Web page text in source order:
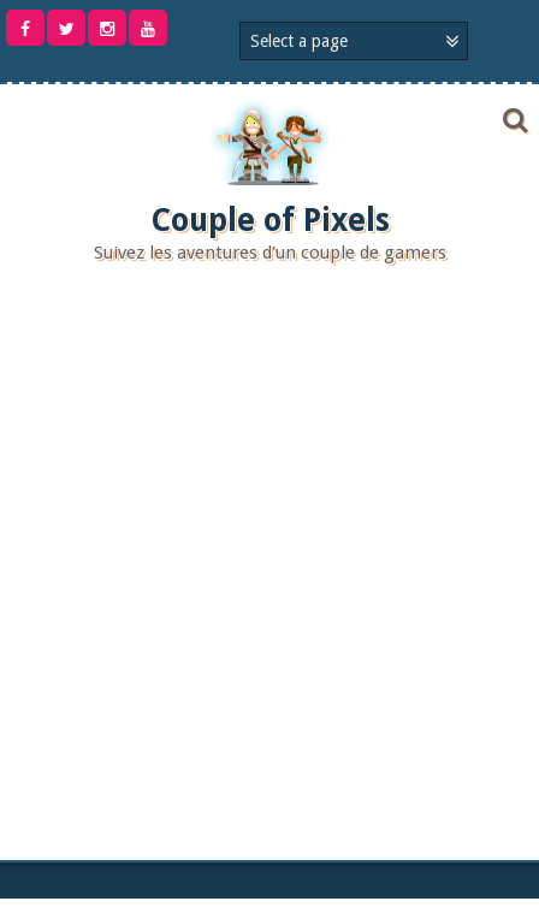
Aller
Couple of Pixels
Suivez les aventures d'un couple de gamers